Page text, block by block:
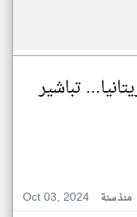
تباشير
Oct 03, 2024
منذ سنة